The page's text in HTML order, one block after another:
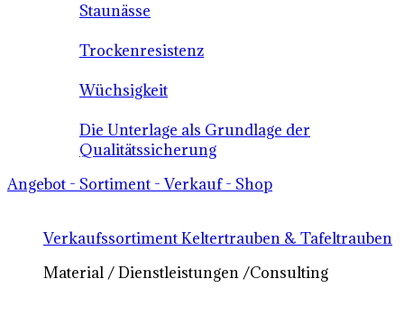
Staunässe
Trockenresistenz
Wüchsigkeit
Die Unterlage als Grundlage der
Qualitätssicherung
Angebot - Sortiment - Verkauf - Shop
Verkaufssortiment Keltertrauben & Tafeltrauben
Material / Dienstleistungen /Consulting